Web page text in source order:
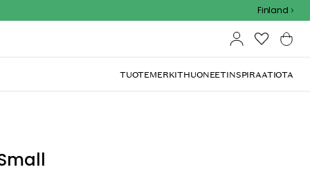
Finland
TUOTEMERKITHUONEETINSPIRAATIOTA